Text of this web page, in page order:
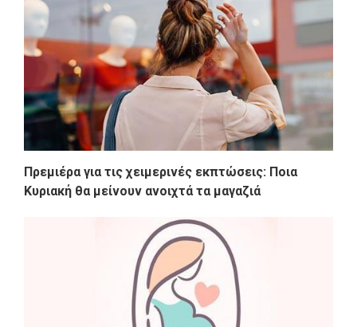
Πρεμιέρα για τις χειμερινές εκπτώσεις: Ποια
Κυριακή θα μείνουν ανοιχτά τα μαγαζιά